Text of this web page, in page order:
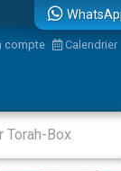
compte Calendrier
Livres Rabbanim